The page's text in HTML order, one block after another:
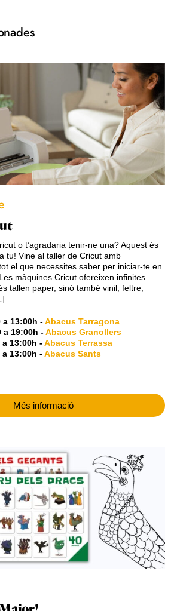
o t’agradaria tenir-ne una? Aquest és
tu! Vine al taller de Cricut amb
el que necessites saber per iniciar-te en
màquines Cricut ofereixen infinites
tallen paper, sinó també vinil, feltre,
a 13:00h -Abacus Tarragona
a 19:00h -Abacus Granollers
a 13:00h -Abacus Terrassa
a 13:00h -Abacus Sants
Més informació